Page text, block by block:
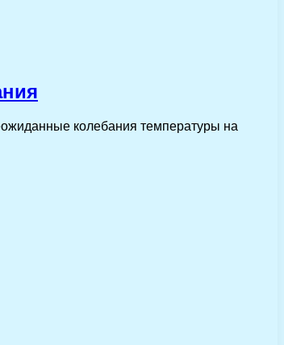
колебания температуры на